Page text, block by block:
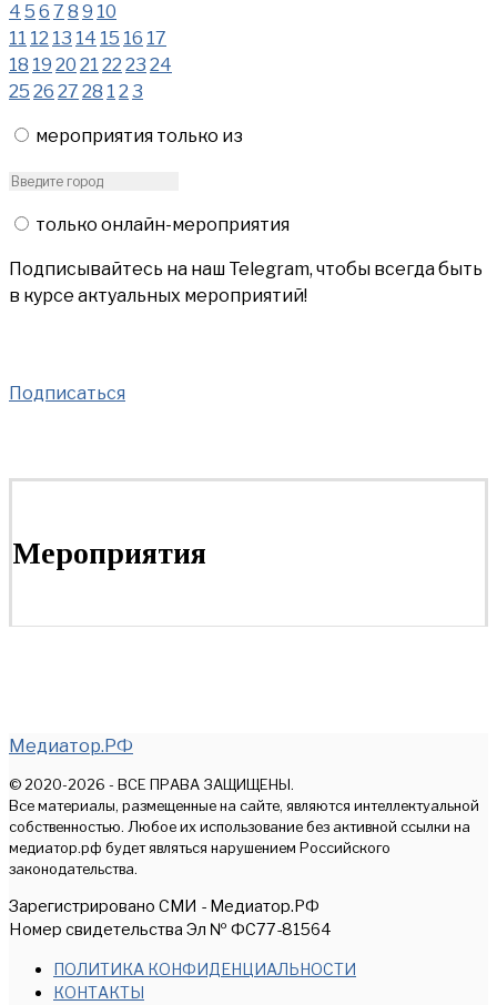
4 5 6 7 8 9 10
11 12 13 14 15 16 17
18 19 20 21 22 23 24
25 26 27 28 1 2 3
мероприятия только из
только онлайн-мероприятия
Подписывайтесь на наш Telegram, чтобы всегда быть
в курсе актуальных мероприятий!
Подписаться
Мероприятия
Медиатор.РФ
© 2020-2026 - ВСЕ ПРАВА ЗАЩИЩЕНЫ.
Все материалы, размещенные на сайте, являются интеллектуальной
собственностью. Любое их использование без активной ссылки на
медиатор.рф будет являться нарушением Российского
законодательства.
Зарегистрировано СМИ - Медиатор.РФ
Номер свидетельства Эл № ФС77-81564
ПОЛИТИКА КОНФИДЕНЦИАЛЬНОСТИ
КОНТАКТЫ